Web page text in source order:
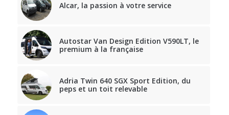
Alcar, la passion à votre service
Autostar Van Design Edition V590LT, le
premium à la française
Adria Twin 640 SGX Sport Edition, du
peps et un toit relevable